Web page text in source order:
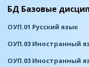
БД Базовые
ОУП.01 Русский язык
ОУП.03 Иностранный
ОУП.03 Иностранный